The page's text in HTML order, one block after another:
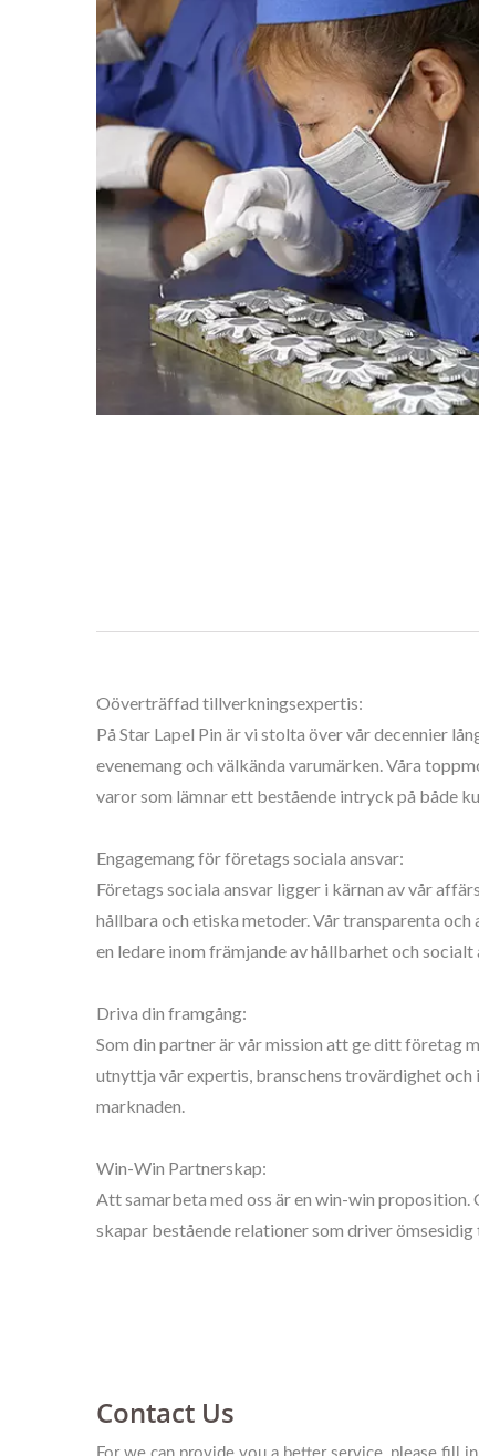
Oöverträffad tillverkningsexpertis:
På Star Lapel Pin är vi stolta över vår decennier
evenemang och välkända varumärken. Våra
varor som lämnar ett bestående intryck på både
Engagemang för företags sociala ansvar:
Företags sociala ansvar ligger i kärnan av vår
hållbara och etiska metoder. Vår transparenta
en ledare inom främjande av hållbarhet och socialt
Driva din framgång:
Som din partner är vår mission att ge ditt företag
utnyttja vår expertis, branschens trovärdighet och
marknaden.
Win-Win Partnerskap:
Att samarbeta med oss är en win-win
skapar bestående relationer som driver